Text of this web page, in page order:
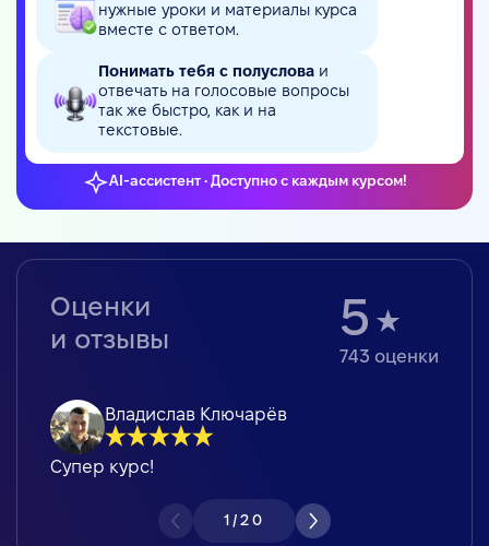
нужные уроки и материалы курса
вместе с ответом.
Понимать тебя с полуслова и
отвечать на голосовые вопросы
так же быстро, как и на
текстовые.
AI-ассистент • Доступно с каждым курсом!
Оценки
и отзывы
5
743 оценки
Владислав Ключарёв
Супер курс!
1 / 20